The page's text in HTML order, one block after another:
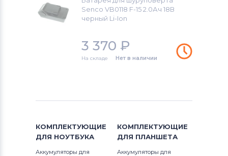
Black&Decker
Аккумуляторы для шуруповертов
Gardena
Senco VB0118 F-15 2.0Ач 18В
черный Li-Ion
3 370 ₽
На складе Нет в наличии
КОМПЛЕКТУЮЩИЕ
ДЛЯ НОУТБУКА
Аккумуляторы для
КОМПЛЕКТУЮЩИЕ
ДЛЯ ПЛАНШЕТА
Аккумуляторы для